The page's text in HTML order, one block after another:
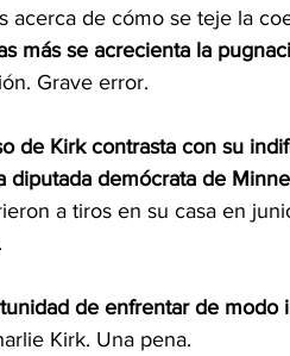
acerca de cómo se teje la
más se acrecienta la
Grave error.
de Kirk contrasta con su
diputada demócrata de
a tiros en su casa en
de enfrentar de modo
Kirk. Una pena.